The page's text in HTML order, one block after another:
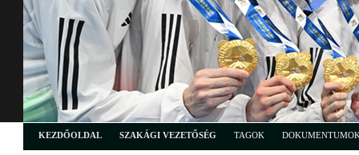
KEZDŐOLDAL SZAKÁGI VEZETŐSÉG TAGOK